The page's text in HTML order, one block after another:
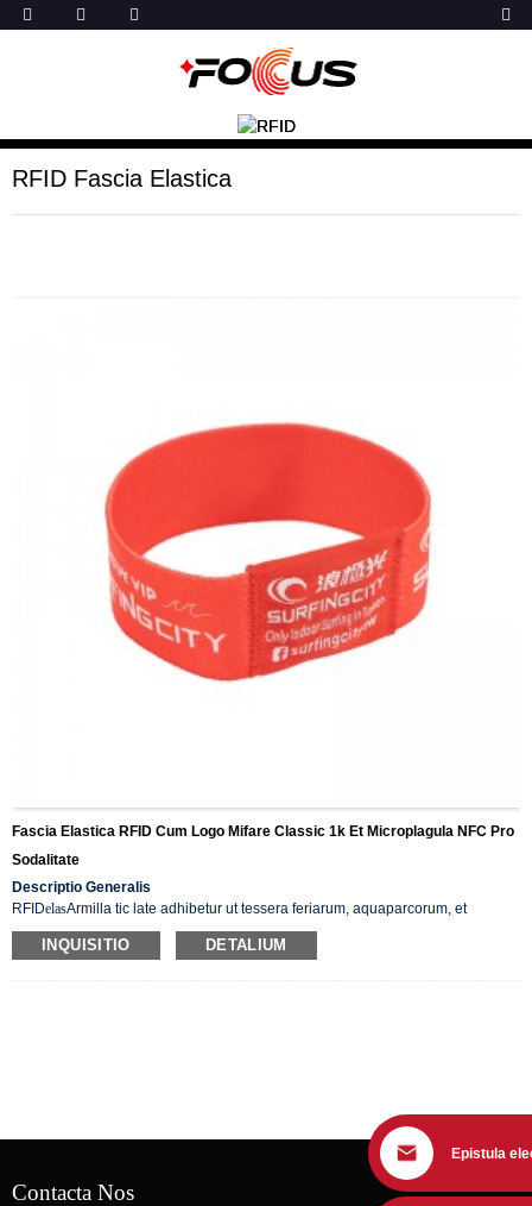
RFID Fascia Elastica
Fascia Elastica RFID Cum Logo Mifare Classic 1k Et Microplagula NFC Pro
Sodalitate
Descriptio Generalis
RFIDelasArmilla tic late adhibetur ut tessera feriarum, aquaparcorum, et
ludorum athleticorum. Est robusta ad usum, aquae impervia, pulveris
repugnans, et pretio vili. Designata est eleganter et intelligente. Etiam adhiberi
INQUISITIO DETALIUM
Contacta Nos
Epistula